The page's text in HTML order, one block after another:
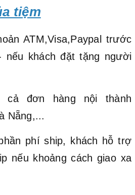
tiệm
ATM,Visa,Paypal trước
nếu khách đặt tặng người
cả đơn hàng nội thành
Nẵng,...
phí ship, khách hỗ trợ
nếu khoảng cách giao xa